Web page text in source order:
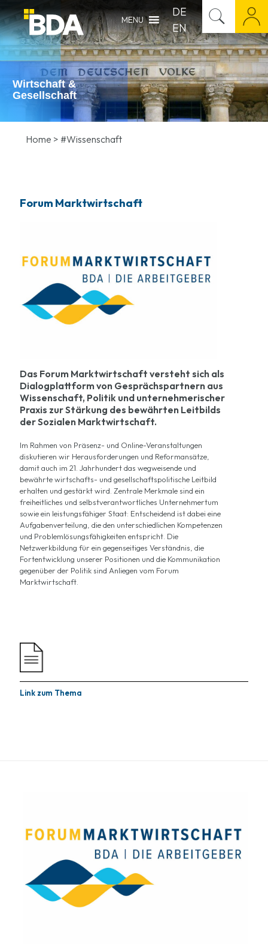
MENU
DE
EN
Wirtschaft &
Gesellschaft
Home > #Wissenschaft
Forum Marktwirtschaft
Das Forum Marktwirtschaft versteht sich als
Dialogplattform von Gesprächspartnern aus
Wissenschaft, Politik und unternehmerischer
Praxis zur Stärkung des bewährten Leitbilds
der Sozialen Marktwirtschaft.
Im Rahmen von Präsenz- und Online-Veranstaltungen
diskutieren wir Herausforderungen und Reformansätze,
damit auch im 21. Jahrhundert das wegweisende und
bewährte wirtschafts- und gesellschaftspolitische Leitbild
erhalten und gestärkt wird. Zentrale Merkmale sind ein
freiheitliches und selbstverantwortliches Unternehmertum
sowie ein leistungsfähiger Staat: Entscheidend ist dabei eine
Aufgabenverteilung, die den unterschiedlichen Kompetenzen
und Problemlösungsfähigkeiten entspricht. Die
Netzwerkbildung für ein gegenseitiges Verständnis, die
Fortentwicklung unserer Positionen und die Kommunikation
gegenüber der Politik sind Anliegen vom Forum
Marktwirtschaft.
Link zum Thema